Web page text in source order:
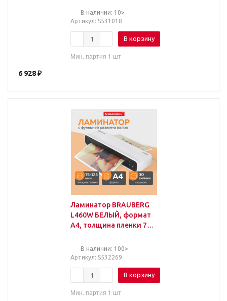
скорость 51 см/мин,
531018
В наличии: 10>
Артикул: S531018
В корзину
Мин. партия 1 шт
6 928₽
Ламинатор BRAUBERG
L460W БЕЛЫЙ, формат
A4, толщина пленки 75-
см/мин, 532269
В наличии: 100>
Артикул: S532269
В корзину
Мин. партия 1 шт